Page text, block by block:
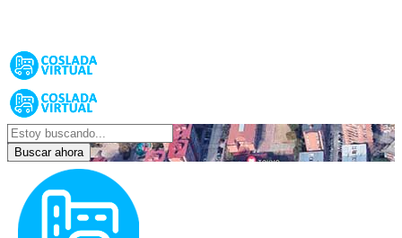
Buscar ahora